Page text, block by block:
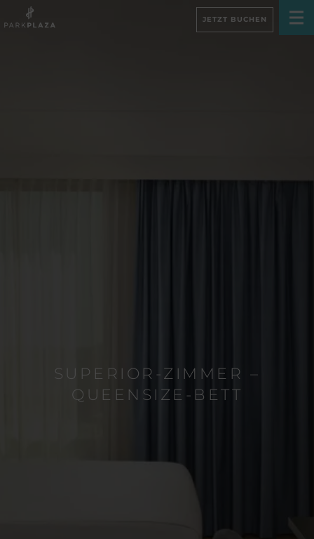
JETZT BUCHEN
SUPERIOR-ZIMMER –
QUEENSIZE-BETT